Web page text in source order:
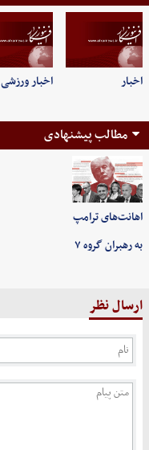
اخبار اخبار ورزشی
مطالب پیشنهادی
اهانت‌های ترامپ
به رهبران گروه ۷
ارسال نظر